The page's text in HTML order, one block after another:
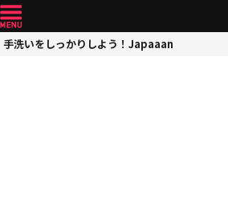
手洗いをしっかりしよう！Japaaan